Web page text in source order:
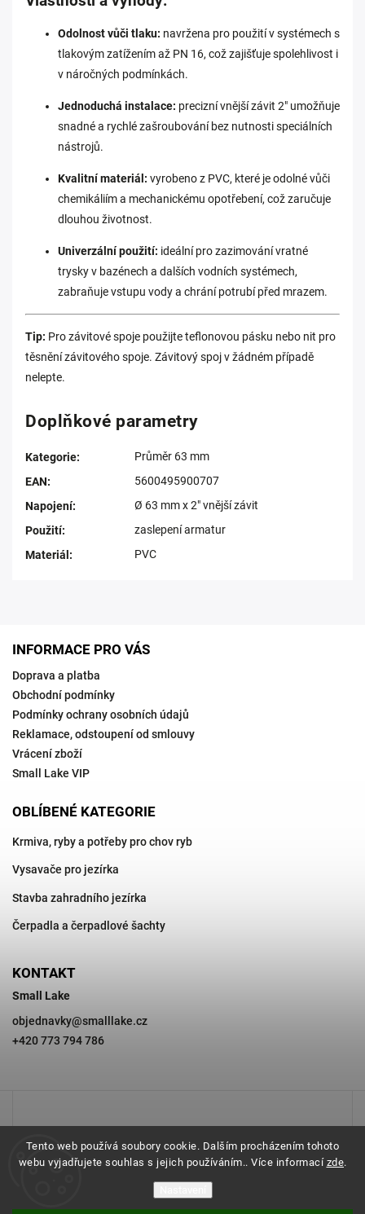
Tento web používá soubory cookie. Dalším procházením tohoto
webu vyjadřujete souhlas s jejich používáním.. Více informací zde.
Odolnost vůči tlaku: navržena pro použití v systémech s
tlakovým zatížením až PN 16, což zajišťuje spolehlivost i
v náročných podmínkách.
Jednoduchá instalace: precizní vnější závit 2" umožňuje
snadné a rychlé zašroubování bez nutnosti speciálních
nástrojů.
Kvalitní materiál: vyrobeno z PVC, které je odolné vůči
chemikáliím a mechanickému opotřebení, což zaručuje
dlouhou životnost.
Univerzální použití: ideální pro zazimování vratné
trysky v bazénech a dalších vodních systémech,
zabraňuje vstupu vody a chrání potrubí před mrazem.
Tip: Pro závitové spoje použijte teflonovou pásku nebo nit pro
těsnění závitového spoje. Závitový spoj v žádném případě
nelepte.
Doplňkové parametry
Kategorie:
Průměr 63 mm
EAN:
5600495900707
Napojení:
Ø 63 mm x 2" vnější závit
Použití:
zaslepení armatur
Materiál : PVC
INFORMACE PRO VÁS
Doprava a platba
Obchodní podmínky
Podmínky ochrany osobních údajů
Reklamace, odstoupení od smlouvy
Vrácení zboží
Small Lake VIP
OBLÍBENÉ KATEGORIE
Krmiva, ryby a potřeby pro chov ryb
Vysavače pro jezírka
Stavba zahradního jezírka
Čerpadla a čerpadlové šachty
KONTAKT
Small Lake
objednavky@smalllake.cz
+420 773 794 786